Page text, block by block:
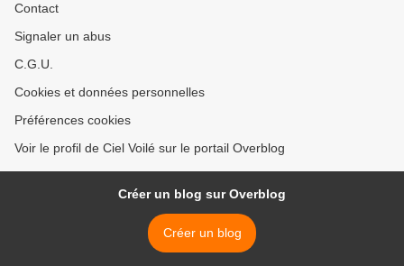
Contact
Signaler un abus
C.G.U.
Cookies et données personnelles
Préférences cookies
Voir le profil de Ciel Voilé sur le portail Overblog
Créer un blog sur Overblog
Créer un blog